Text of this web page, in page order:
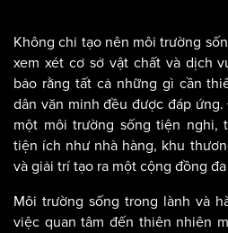
Không chỉ tạo nên môi trường
xem xét cơ sở vật chất và dịch
bảo rằng tất cả những gì cần
dân văn minh đều được đáp
một môi trường sống tiện nghi,
tiện ích như nhà hàng, khu
và giải trí tạo ra một cộng đồng
Môi trường sống trong lành và
việc quan tâm đến thiên nhiên